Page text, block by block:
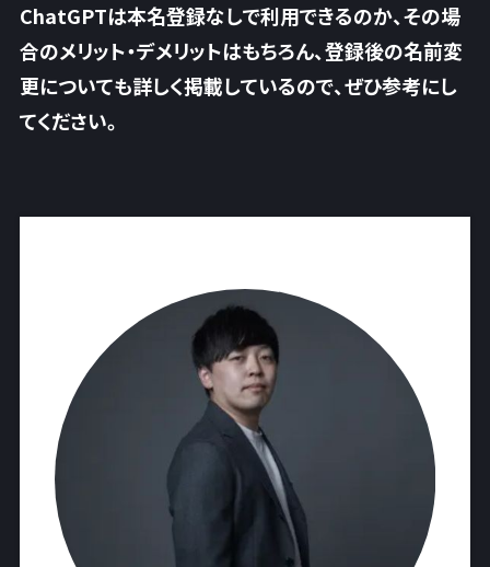
ChatGPTは本名登録なしで利用できるのか、その場
合のメリット・デメリットはもちろん、登録後の名前変
更についても詳しく掲載しているので、ぜひ参考にし
てください。